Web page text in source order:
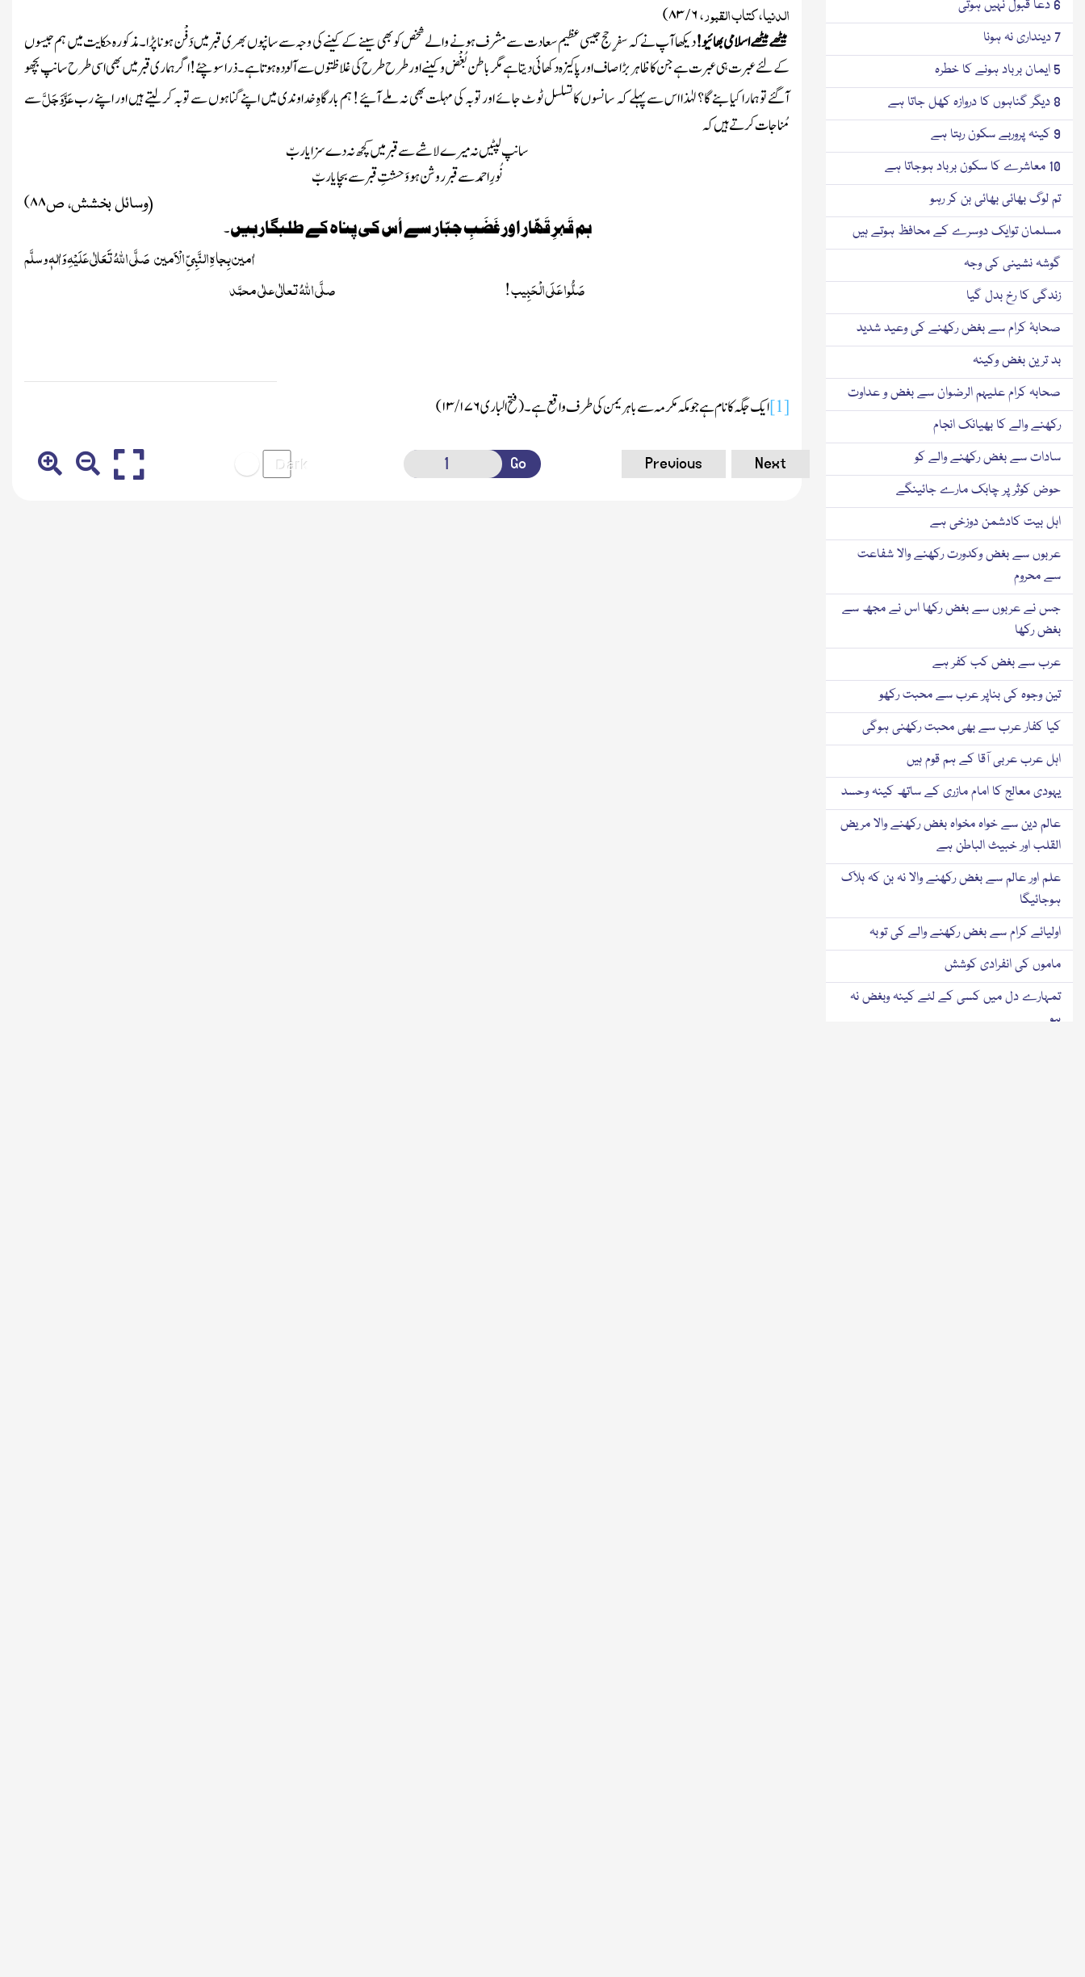
الدنیا، کتاب القبور،۶/۸۳)
میٹھے میٹھے اسلامی بھائیو!دیکھا آپ نے کہ سفرِ حج جیسی عظیم سعادت سے مشرف ہونے والے شخص کو بھی سینے کے کینے کی وجہ سے سانپوں بھری قبر میں دَفْن ہونا پڑا ۔مذکورہ حکایت میں ہم جیسوں
کے لئے عبرت ہی عبرت ہے جن کا ظاہر بڑا صاف اور پاکیزہ دکھائی دیتا ہے مگر باطن بُغْض وکینے اور طرح طرح کی غلاظتوں سےآلُودہ ہوتا ہے ۔ذرا سوچئے ! اگر ہماری قبرمیں بھی اسی طرح سانپ بچھو
آگئے توہمارا کیا بنے گا؟ لہٰذا اس سے پہلے کہ سانسوں کا تسلسل ٹوٹ جائے اور توبہ کی مہلت بھی نہ ملے آئیے ! ہم بارگاہِ خداوندی میں اپنے گناہوں سے توبہ کرلیتے ہیں اور اپنے ربعَزَّوَجَلَّسے
مُناجات کرتے ہیں کہ
سانپ لپٹیں نہ میرے لاشے سے قبر میں کچھ نہ دے سزا یاربّ
نُورِ احمد سے قبر روشن ہو وَحشتِ قبر سے بچا یاربّ
(وسائل بخشش، ص۸۸)
ہم قَہرِ قَھّار اور غَضَبِ جبّار سے اُس کی پناہ کے طلبگار ہیں ۔
اٰمین بِجاہِ النَّبِیِّ الْاَمینصَلَّی اللہُ تَعَالٰی عَلَیْہِ وَاٰلہٖ وسلَّم
صَلُّوا عَلَی الْحَبِیب !
صلَّی اللہُ تعالٰی علٰی محمَّد
[1]ایک جگہ کا نام ہے جو مکہ مکرمہ سے باہر یمن کی طرف واقع ہے۔(فتح الباری۱۳/۱۷۶)
Go Previous Next
6 دعا قبول نہیں ہوتی
7 دینداری نہ ہونا
5 ایمان برباد ہونے کا خطرہ
8 دیگر گناہوں کا دروازہ کھل جاتا ہے
9 کینہ پروربے سکون رہتا ہے
10 معاشرے کا سکون برباد ہوجاتا ہے
تم لوگ بھائی بھائی بن کر رہو
مسلمان توایک دوسرے کے محافظ ہوتے ہیں
گوشہ نشینی کی وجہ
زندگی کا رخ بدل گیا
صحابۂ کرام سے بغض رکھنے کی وعید شدید
بد ترین بغض وکینہ
صحابہ کرام علیہم الرضوان سے بغض و عداوت
رکھنے والے کا بھیانک انجام
سادات سے بغض رکھنے والے کو
حوض کوثر پر چابک مارے جائینگے
اہل بیت کادشمن دوزخی ہے
عربوں سے بغض وکدورت رکھنے والا شفاعت
سے محروم
جس نے عربوں سے بغض رکھا اس نے مجھ سے
بغض رکھا
عرب سے بغض کب کفر ہے
تین وجوہ کی بناپر عرب سے محبت رکھو
کیا کفار عرب سے بھی محبت رکھنی ہوگی
اہل عرب عربی آقا کے ہم قوم ہیں
یہودی معالج کا امام مازری کے ساتھ کینہ وحسد
عالم دین سے خواہ مخواہ بغض رکھنے والا مریض
القلب اور خبیث الباطن ہے
علم اور عالم سے بغض رکھنے والا نہ بن کہ ہلاک
ہوجائیگا
اولیائے کرام سے بغض رکھنے والے کی توبہ
ماموں کی انفرادی کوشش
تمہارے دل میں کسی کے لئے کینہ وبغض نہ
ہو